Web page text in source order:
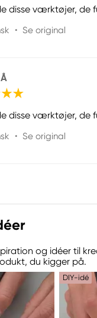
disse værktøjer, de
• Se original
disse værktøjer, de
• Se original
og idéer til
du kigger på.
DIY-idé